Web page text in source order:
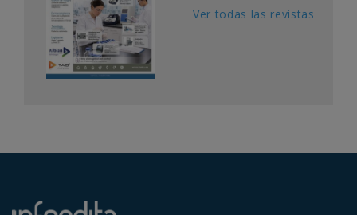
Ver todas las revistas